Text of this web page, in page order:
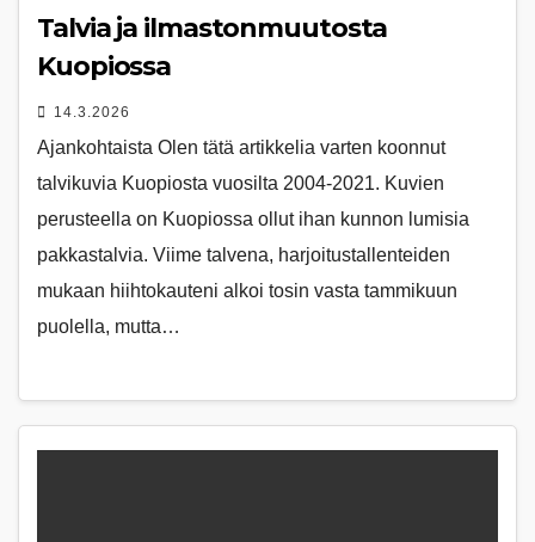
Talvia ja ilmastonmuutosta
Kuopiossa
14.3.2026
Ajankohtaista Olen tätä artikkelia varten koonnut
talvikuvia Kuopiosta vuosilta 2004-2021. Kuvien
perusteella on Kuopiossa ollut ihan kunnon lumisia
pakkastalvia. Viime talvena, harjoitustallenteiden
mukaan hiihtokauteni alkoi tosin vasta tammikuun
puolella, mutta…